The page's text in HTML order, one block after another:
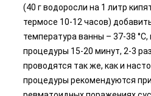
(40 г водоросли на 1 литр
термосе 10-12 часов)
температура ванны – 37-38
процедуры 15-20 минут, 2-3
проводятся так же, как и
процедуры рекомендуются